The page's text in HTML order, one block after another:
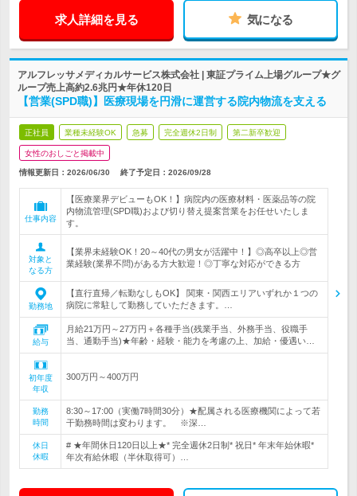
求人詳細を見る 気になる
アルフレッサメディカルサービス株式会社 | 東証プライム上場グループ★グ
ループ売上高約2.6兆円★年休120日
【営業(SPD職)】医療現場を円滑に運営する院内物流を支える
正社員 業種未経験OK 急募 完全週休2日制 第二新卒歓迎
女性のおしごと掲載中
情報更新日：2026/06/30 終了予定日： 2026/09/28
仕事内容
【医療業界デビューもOK！】病院内の医療材料・医薬品等の院
内物流管理(SPD職)および切り替え提案営業をお任せいたしま
す。
対象と
なる方
【業界未経験OK！20～40代の男女が活躍中！】◎高卒以上◎営
業経験(業界不問)がある方大歓迎！◎丁寧な対応ができる方
勤務地
【直行直帰／転勤なしもOK】 関東・関西エリアいずれか１つの
病院に常駐して勤務していただきます。…
給与
月給21万円～27万円＋各種手当(残業手当、外務手当、役職手
当、通勤手当)★年齢・経験・能力を考慮の上、加給・優遇い…
初年度
年収
300万円～400万円
勤務
時間
8:30～17:00（実働7時間30分）★配属される医療機関によって若
干勤務時間は変わります。 ※深…
休日
休暇
# ★年間休日120日以上★* 完全週休2日制* 祝日* 年末年始休暇*
年次有給休暇（半休取得可）…